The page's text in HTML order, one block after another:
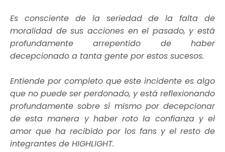
Es consciente de la seriedad de la falta de
moralidad de sus acciones en el pasado, y está
profundamente arrepentido de haber
decepcionado a tanta gente por estos sucesos.
Entiende por completo que este incidente es algo
que no puede ser perdonado, y está reflexionando
profundamente sobre sí mismo por decepcionar
de esta manera y haber roto la confianza y el
amor que ha recibido por los fans y el resto de
integrantes de HIGHLIGHT.